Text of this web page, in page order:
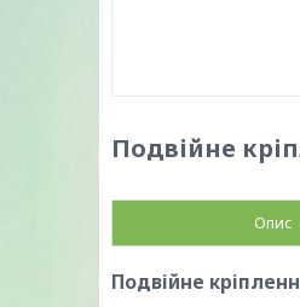
Подвійне
Опис
Подвійне